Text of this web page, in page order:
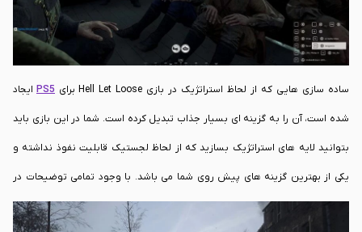
ساده سازی هایی که از لحاظ استراتژیک در بازی Hell Let Loose برای PS5 ایجاد
شده است، آن را به گزینه ای بسیار جذاب تبدیل کرده است. شما در این بازی باید
بتوانید لایه های استراتژیک بسازید که از لحاظ لجستیک قابلیت نفوذ نداشته و
یکی از بهترین گزینه های پیش روی شما می باشد. با وجود تمامی توضیحات در
صورتی که می خواهید بیشتر در خصوص مشخصات فنی این بازی اطلاعاتی به